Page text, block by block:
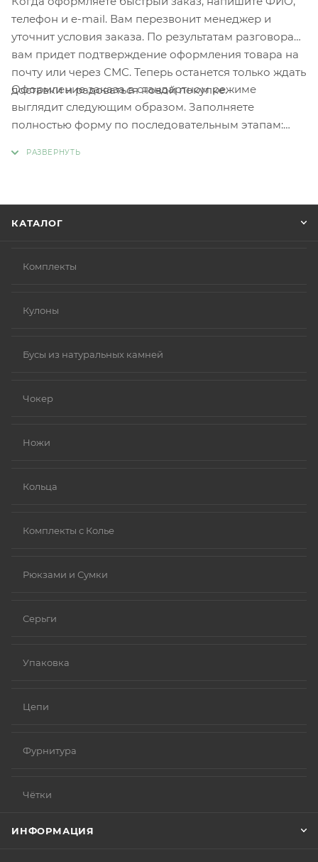
телефон и e-mail. Вам перезвонит менеджер и
уточнит условия заказа. По результатам разговора
вам придет подтверждение оформления товара на
почту или через СМС. Теперь останется только ждать
доставки и радоваться новой покупке.
Оформление заказа в стандартном режиме
выглядит следующим образом. Заполняете
полностью форму по последовательным этапам:
КАТАЛОГ
Комплекты
Кулоны
Бусы из натуральных камней
Чокер
Ножи
Кольца
Комплекты с Колье
Рюкзами и Сумки
Серьги
Упаковка
Цепи
Фурнитура
Чётки
ИНФОРМАЦИЯ